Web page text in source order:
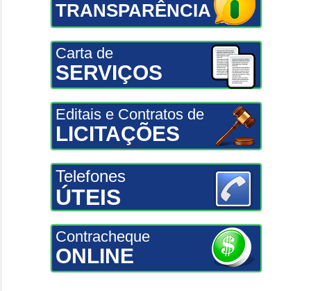
TRANSPARÊNCIA
Carta de
SERVIÇOS
Editais e Contratos de
LICITAÇÕES
Telefones
ÚTEIS
Contracheque
ONLINE